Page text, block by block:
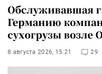
Обслуживавшая
Германию
сухогрузы возле
8 августа 2026, 15:21 29